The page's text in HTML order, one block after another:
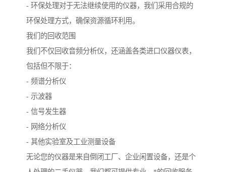
- 环保处理对于无法继续使用的仪器，我们采用合规的
环保处理方式，确保资源循环利用。
我们的回收范围
我们不仅回收音频分析仪，还涵盖各类进口仪器仪表，
包括但不限于：
- 频谱分析仪
- 示波器
- 信号发生器
- 网络分析仪
- 其他实验室及工业测量设备
无论您的仪器是来自倒闭工厂、企业闲置设备，还是个